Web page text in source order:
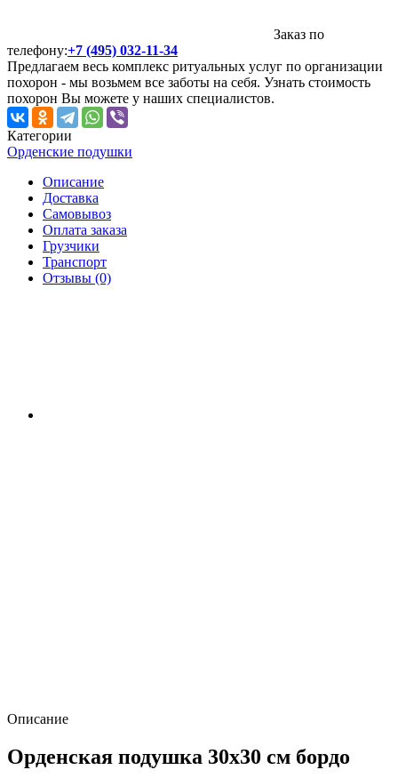
Заказ по
телефону:+7 (495) 032-11-34
Предлагаем весь комплекс ритуальных услуг по организации
похорон - мы возьмем все заботы на себя. Узнать стоимость
похорон Вы можете у наших специалистов.
Категории
Орденские подушки
Описание
Доставка
Самовывоз
Оплата заказа
Грузчики
Транспорт
Отзывы (0)
Описание
Орденская подушка 30х30 см бордо